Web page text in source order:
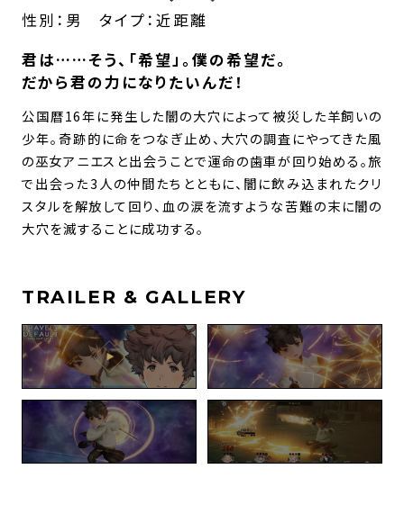
性別：男
タイプ：近距離
君は……そう、「希望」。僕の希望だ。
だから君の力になりたいんだ！
公国暦16年に発生した闇の大穴によって被災した羊飼いの
少年。奇跡的に命をつなぎ止め、大穴の調査にやってきた風
の巫女アニエスと出会うことで運命の歯車が回り始める。旅
で出会った3人の仲間たちとともに、闇に飲み込まれたクリ
スタルを解放して回り、血の涙を流すような苦難の末に闇の
大穴を滅することに成功する。
TRAILER & GALLERY